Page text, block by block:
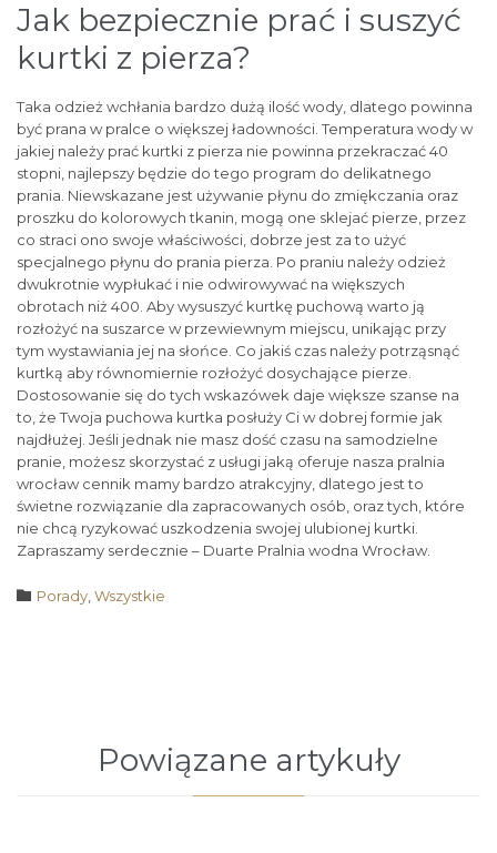
Jak bezpiecznie prać i suszyć
kurtki z pierza?
Taka odzież wchłania bardzo dużą ilość wody, dlatego powinna
być prana w pralce o większej ładowności. Temperatura wody w
jakiej należy prać kurtki z pierza nie powinna przekraczać 40
stopni, najlepszy będzie do tego program do delikatnego
prania. Niewskazane jest używanie płynu do zmiękczania oraz
proszku do kolorowych tkanin, mogą one sklejać pierze, przez
co straci ono swoje właściwości, dobrze jest za to użyć
specjalnego płynu do prania pierza. Po praniu należy odzież
dwukrotnie wypłukać i nie odwirowywać na większych
obrotach niż 400. Aby wysuszyć kurtkę puchową warto ją
rozłożyć na suszarce w przewiewnym miejscu, unikając przy
tym wystawiania jej na słońce. Co jakiś czas należy potrząsnąć
kurtką aby równomiernie rozłożyć dosychające pierze.
Dostosowanie się do tych wskazówek daje większe szanse na
to, że Twoja puchowa kurtka posłuży Ci w dobrej formie jak
najdłużej. Jeśli jednak nie masz dość czasu na samodzielne
pranie, możesz skorzystać z usługi jaką oferuje nasza pralnia
wrocław cennik mamy bardzo atrakcyjny, dlatego jest to
świetne rozwiązanie dla zapracowanych osób, oraz tych, które
nie chcą ryzykować uszkodzenia swojej ulubionej kurtki.
Zapraszamy serdecznie – Duarte Pralnia wodna Wrocław.
 Category
Porady Wszystkie
Powiązane artykuły